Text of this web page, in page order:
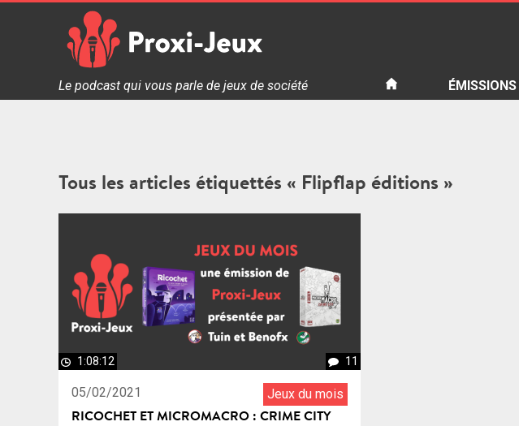
Proxi Jeux - Le podcast qui vous parle de jeux de société
Le podcast qui vous parle de jeux de société ÉMISSIONS
Tous les articles étiquettés « Flipflap éditions »
1:08:12 11
05/02/2021 Jeux du mois
RICOCHET ET MICROMACRO : CRIME CITY